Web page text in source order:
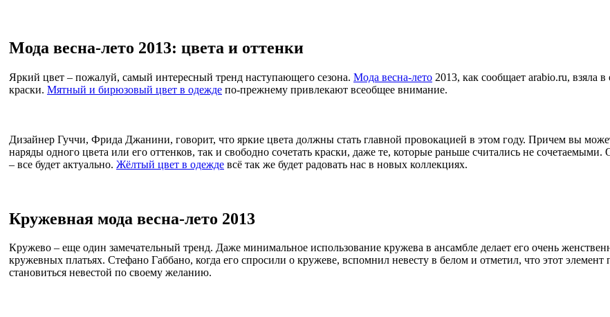
Мода весна-лето 2013: цвета и оттенки
Яркий цвет – пожалуй, самый интересный тренд наступающего сезона. Мода весна-лето 2013, как сообщает arabio.ru, взяла
краски. Мятный и бирюзовый цвет в одежде по-прежнему привлекают всеобщее внимание.
Дизайнер Гуччи, Фрида Джанини, говорит, что яркие цвета должны стать главной провокацией в этом году. Причем вы
наряды одного цвета или его оттенков, так и свободно сочетать краски, даже те, которые раньше считались не
– все будет актуально. Жёлтый цвет в одежде всё так же будет радовать нас в новых коллекциях.
Кружевная мода весна-лето 2013
Кружево – еще один замечательный тренд. Даже минимальное использование кружева в ансамбле делает его очень
кружевных платьях. Стефано Габбано, когда его спросили о кружеве, вспомнил невесту в белом и отметил, что этот
становиться невестой по своему желанию.